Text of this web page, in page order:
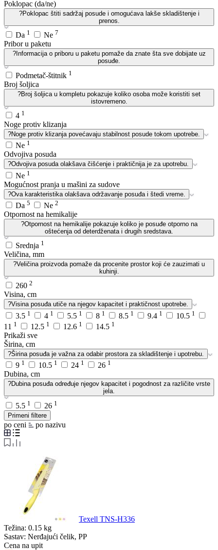
Poklopac (da/ne)
?Poklopac štiti sadržaj posude i omogućava lakše skladištenje i
prenos.
Da 1 Ne 7
Pribor u paketu
?Informacija o priboru u paketu pomaže da znate šta sve dobijate uz
posuđe.
Podmetač-štitnik 1
Broj šoljica
?Broj šoljica u kompletu pokazuje koliko osoba može koristiti set
istovremeno.
4 1
Noge protiv klizanja
?Noge protiv klizanja povećavaju stabilnost posude tokom upotrebe.
Ne 1
Odvojiva posuda
?Odvojiva posuda olakšava čišćenje i praktičnija je za upotrebu.
Ne 1
Mogućnost pranja u mašini za sudove
?Ova karakteristika olakšava održavanje posuđa i štedi vreme.
Da 5 Ne 2
Otpornost na hemikalije
?Otpornost na hemikalije pokazuje koliko je posuđe otporno na
oštećenja od deterdženata i drugih sredstava.
Srednja 1
Veličina, mm
?Veličina proizvoda pomaže da procenite prostor koji će zauzimati u
kuhinji.
260 2
Visina, cm
?Visina posuđa utiče na njegov kapacitet i praktičnost upotrebe.
3.5 1 4 1 5.5 1 8 1 8.5 1 9.4 1 10.5 1
11 1 12.5 1 12.6 1 14.5 1
Prikaži sve
Širina, cm
?Širina posuđa je važna za odabir prostora za skladištenje i upotrebu.
9 1 10.5 1 24 1 26 1
Dubina, cm
?Dubina posuđa određuje njegov kapacitet i pogodnost za različite vrste
jela.
5.5 1 26 1
Primeni filtere
po ceni po nazivu
Texell TNS-H336
Težina: 0.15 kg
Sastav: Nerđajući čelik, PP
Cena na upit